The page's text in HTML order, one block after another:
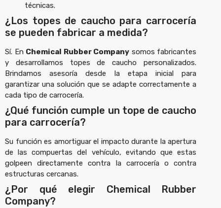
técnicas.
¿Los topes de caucho para carrocería
se pueden fabricar a medida?
Sí. En Chemical Rubber Company somos fabricantes
y desarrollamos topes de caucho personalizados.
Brindamos asesoría desde la etapa inicial para
garantizar una solución que se adapte correctamente a
cada tipo de carrocería.
¿Qué función cumple un tope de caucho
para carrocería?
Su función es amortiguar el impacto durante la apertura
de las compuertas del vehículo, evitando que estas
golpeen directamente contra la carrocería o contra
estructuras cercanas.
¿Por qué elegir Chemical Rubber
Company?